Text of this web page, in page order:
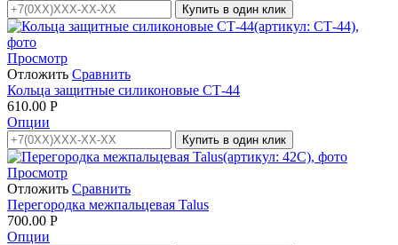
Купить в один клик
Просмотр
Отложить Сравнить
Кольца защитные силиконовые СТ-44
610.00 Р
Опции
Купить в один клик
Просмотр
Отложить Сравнить
Перегородка межпальцевая Talus
700.00 Р
Опции